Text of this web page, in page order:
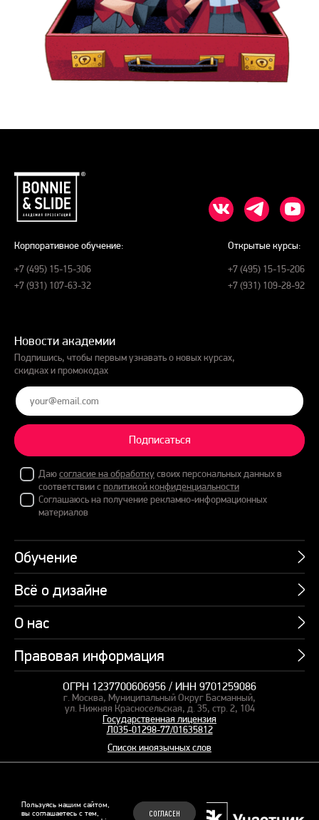
Пользуясь нашим сайтом,
вы соглашаетесь с тем,
СОГЛАСЕН
Корпоративное обучение:
+7 (495) 15-15-306
+7 (931) 107-63-32
Открытые курсы:
+7 (495) 15-15-206
+7 (931) 109-28-92
Новости академии
Подпишись, чтобы первым узнавать о новых курсах,
скидках и промокодах
Подписаться
Даюсогласие на обработкусвоих персональных данных в
соответствии сполитикой конфиденциальности
Соглашаюсь на получение рекламно-информационных
материалов
Обучение
Курсы
Пакетные предложения
Профессии
Подарочные сертификаты
Корпоративное обучение
Курсы для сотрудников
Пакетные предложения
Всё о дизайне
Учебник по презентациям
Банк слайдов
Вебинары
Студия дизайна
Заказать презентацию
О нас
Об академии
СМИ о нас
Правовая информация
Карта сайта
Оферта и лицензия
Политика конфиденциальности
Рекомендательные технологии
ОГРН 1237700606956 / ИНН 9701259086
г. Москва, Муниципальный Округ Басманный,
ул. Нижняя Красносельская, д. 35, стр. 2, 104
Государственная лицензия
Л035-01298-77/01635812
Список иноязычных слов
© 2015–2026 Бонни и Слайд